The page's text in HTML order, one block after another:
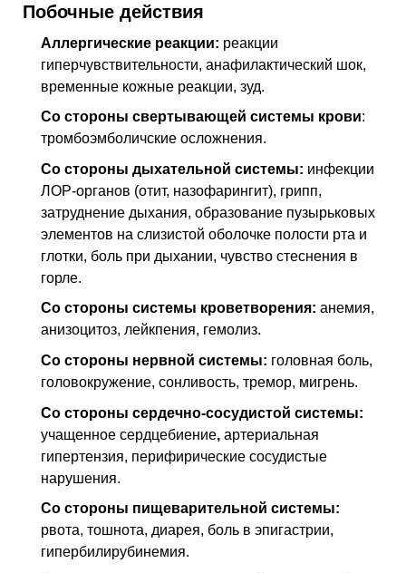
Побочные действия
Аллергические реакции: реакции
гиперчувствительности, анафилактический шок,
временные кожные реакции, зуд.
Со стороны свертывающей системы крови:
тромбоэмболичские осложнения.
Со стороны дыхательной системы: инфекции
ЛОР-органов (отит, назофарингит), грипп,
затруднение дыхания, образование пузырьковых
элементов на слизистой оболочке полости рта и
глотки, боль при дыхании, чувство стеснения в
горле.
Со стороны системы кроветворения: анемия,
анизоцитоз, лейкпения, гемолиз.
Со стороны нервной системы: головная боль,
головокружение, сонливость, тремор, мигрень.
Со стороны сердечно-сосудистой системы:
учащенное сердцебиение, артериальная
гипертензия, перифирические сосудистые
нарушения.
Со стороны пищеварительной системы:
рвота, тошнота, диарея, боль в эпигастрии,
гипербилирубинемия.